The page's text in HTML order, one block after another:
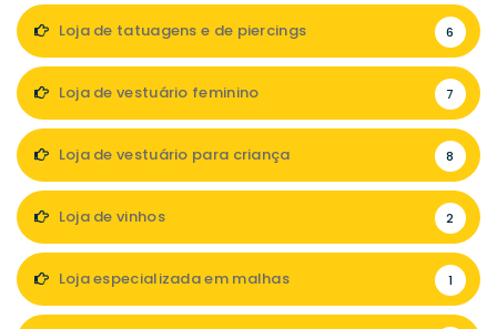
Loja de tatuagens e de piercings 6
Loja de vestuário feminino 7
Loja de vestuário para criança 8
Loja de vinhos 2
Loja especializada em malhas 1